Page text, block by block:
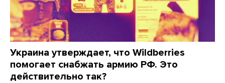
Украина утверждает, что Wildberries
помогает снабжать армию РФ. Это
действительно так?